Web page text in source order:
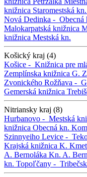
knižnica Staromestská kn.
Nová Dedinka - Obecná
Malokarpatská knižnica
knižnica Mestská kn.
Košický kraj (4)
Košice - Knižnica pre
Zemplínska knižnica G.
Zvonického Rožňava -
Gemerská knižnica
Nitriansky kraj (8)
Hurbanovo - Mestská
knižnica Obecná kn.
Szinnyeiho Levice -
Krajská knižnica K.
A. Bernoláka Kn. A.
kn. Topoľčany -